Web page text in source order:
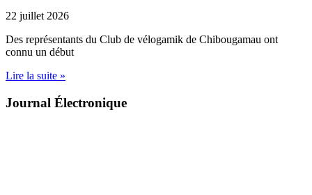
22 juillet 2026
Des représentants du Club de vélogamik de Chibougamau ont
connu un début
Lire la suite »
Journal Électronique